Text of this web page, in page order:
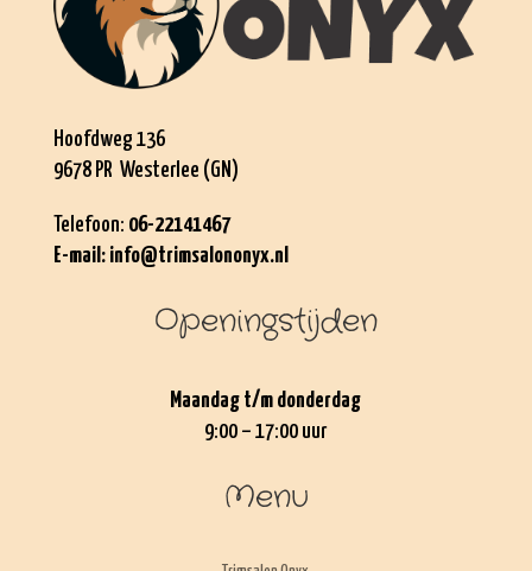
Hoofdweg 136
9678 PR Westerlee (GN)
Telefoon: 06-22141467
E-mail: info@trimsalononyx.nl
Openingstijden
Maandag t/m donderdag
9:00 – 17:00 uur
Menu